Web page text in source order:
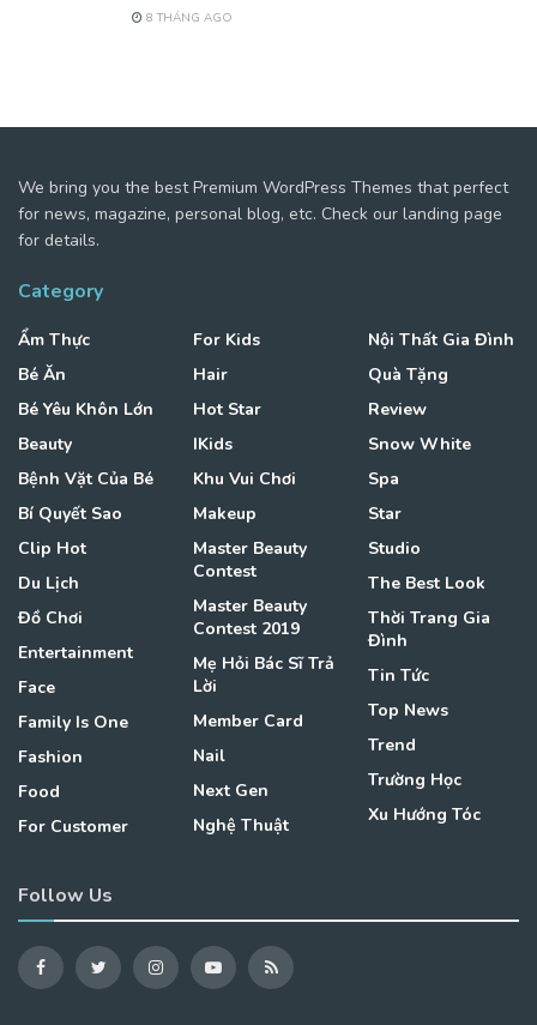
8 THÁNG AGO
We bring you the best Premium WordPress Themes that perfect
for news, magazine, personal blog, etc. Check our landing page
for details.
Category
Ẩm Thực
Bé Ăn
Bé Yêu Khôn Lớn
Beauty
Bệnh Vặt Của Bé
Bí Quyết Sao
Clip Hot
Du Lịch
Đồ Chơi
Entertainment
Face
Family Is One
Fashion
Food
For Customer
For Kids
Hair
Hot Star
IKids
Khu Vui Chơi
Makeup
Master Beauty
Contest
Master Beauty
Contest 2019
Mẹ Hỏi Bác Sĩ Trả
Lời
Member Card
Nail
Next Gen
Nghệ Thuật
Nội Thất Gia Đình
Quà Tặng
Review
Snow White
Spa
Star
Studio
The Best Look
Thời Trang Gia
Đình
Tin Tức
Top News
Trend
Trường Học
Xu Hướng Tóc
Follow Us